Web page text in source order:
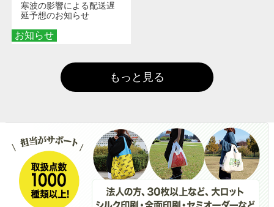
お知らせ
寒波の影響による配送遅
延予想のお知らせ
もっと見る